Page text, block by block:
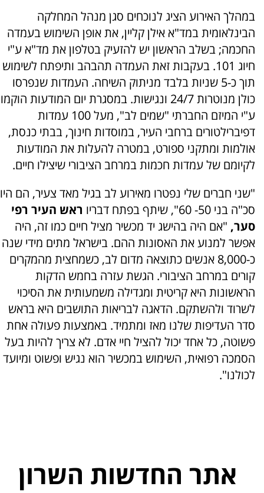
במהלך האירוע הציג לנוכחים סגן מנהל המחלקה
הבינלאומית במד"א אילן קליין, את אופן השימוש בעמדה
החכמה; בשלב הראשון יש להזעיק בטלפון את מד"א ע"י
חיוג 101. בעקבות זאת העמדה תהבהב ותיפתח לשימוש
תוך כ-5 שניות בלבד מניתוק השיחה. העמדות שנפרסו
כולן מנוטרות 24/7 ונגישות. במסגרת יום המודעות הוקמו
ע"י המיזם החברתי "שמים לב", מעל 100 עמדות
דפיברילטורים ברחבי העיר, במוסדות חינוך, בבתי כנסת,
אולמות ומתקני ספורט, במטרה להעלות את המודעות
לקיומם של עמדות חכמות במרחב הציבורי שיצילו חיים.
"שני חברים שלי נפטרו מאירוע לב בגיל מאד צעיר, הם היו
סכ"ה בני 50- 60", שיתף בפתח דבריו
ראש העיר רפי
סער, "אם היה בהישג יד מכשיר מציל חיים כמו זה, היה
אפשר למנוע את האסונות ההם. בישראל מתים מידי שנה
כ-8,000 אנשים כתוצאה מדום לב, כשמחצית מהמקרים
קורים במרחב הציבורי. הגשת עזרה בחמש הדקות
הראשונות היא קריטית ומגדילה משמעותית את הסיכוי
לשרוד ולהשתקם. הדאגה לבריאות התושבים היא בראש
סדר העדיפות שלנו מאז ומתמיד. באמצעות פעולה אחת
פשוטה, כל אחד יכול להציל חיי אדם. לא צריך להיות בעל
הסמכה רפואית, השימוש במכשיר הוא נגיש ופשוט ומיועד
לכולנו".
אתר החדשות השרון